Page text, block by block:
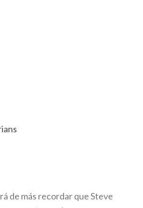
de más recordar que Steve